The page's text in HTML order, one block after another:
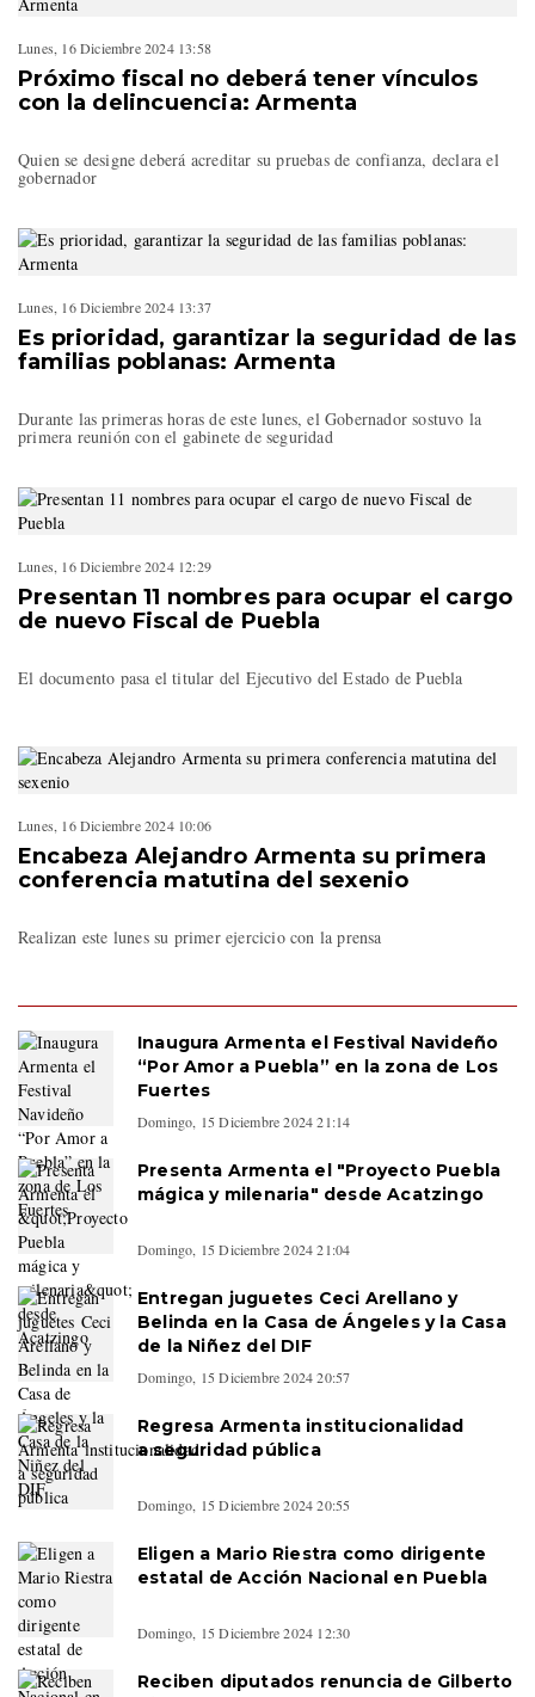
Lunes, 16 Diciembre 2024 13:58
Próximo fiscal no deberá tener vínculos
con la delincuencia: Armenta
Quien se designe deberá acreditar su pruebas de confianza, declara el
gobernador
Lunes, 16 Diciembre 2024 13:37
Es prioridad, garantizar la seguridad de las
familias poblanas: Armenta
Durante las primeras horas de este lunes, el Gobernador sostuvo la
primera reunión con el gabinete de seguridad
Lunes, 16 Diciembre 2024 12:29
Presentan 11 nombres para ocupar el cargo
de nuevo Fiscal de Puebla
El documento pasa el titular del Ejecutivo del Estado de Puebla
Lunes, 16 Diciembre 2024 10:06
Encabeza Alejandro Armenta su primera
conferencia matutina del sexenio
Realizan este lunes su primer ejercicio con la prensa
Inaugura Armenta el Festival Navideño
“Por Amor a Puebla” en la zona de Los
Fuertes
Domingo, 15 Diciembre 2024 21:14
Presenta Armenta el "Proyecto Puebla
mágica y milenaria" desde Acatzingo
Domingo, 15 Diciembre 2024 21:04
Entregan juguetes Ceci Arellano y
Belinda en la Casa de Ángeles y la Casa
de la Niñez del DIF
Domingo, 15 Diciembre 2024 20:57
Regresa Armenta institucionalidad
a seguridad pública
Domingo, 15 Diciembre 2024 20:55
Eligen a Mario Riestra como dirigente
estatal de Acción Nacional en Puebla
Domingo, 15 Diciembre 2024 12:30
Reciben diputados renuncia de Gilberto